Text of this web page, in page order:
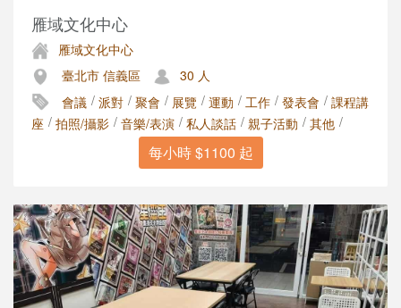
雁域文化中心
雁域文化中心
臺北市 信義區
30 人
會議 / 派對 / 聚會 / 展覽 / 運動 / 工作 / 發表會 / 課程講
座 / 拍照/攝影 / 音樂/表演 / 私人談話 / 親子活動 / 其他 /
每小時 $1100 起